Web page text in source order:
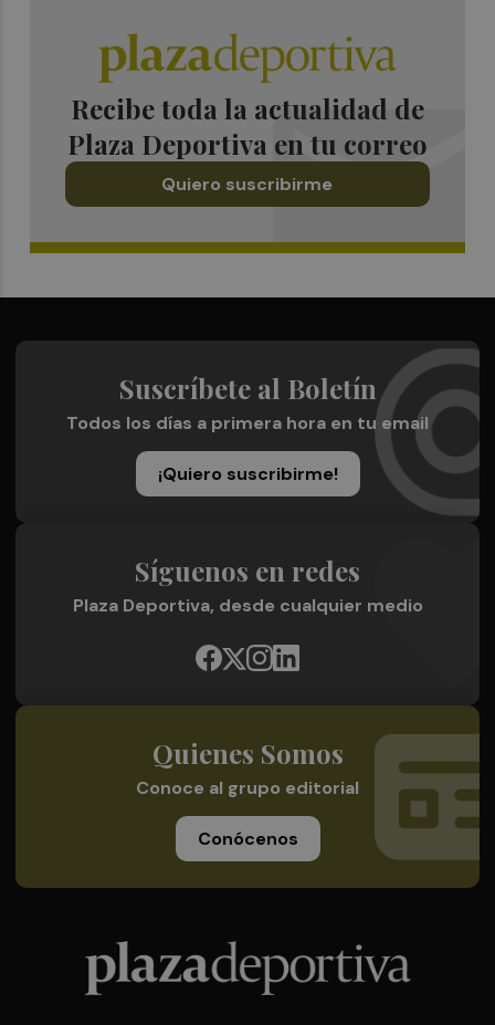
Recibe toda la actualidad de
Plaza Deportiva en tu correo
Quiero suscribirme
Suscríbete al Boletín
Todos los días a primera hora en tu email
¡Quiero suscribirme!
Síguenos en redes
Plaza Deportiva, desde cualquier medio
Quienes Somos
Conoce al grupo editorial
Conócenos